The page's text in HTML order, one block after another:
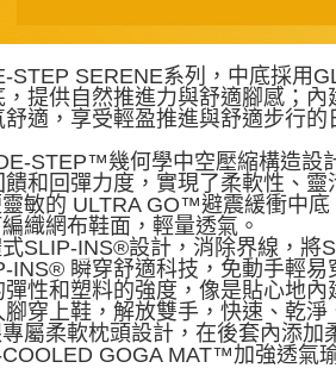
STEP SERENE系列，中底採用
，提供自然推進力與舒適腳感；
適，享受輕盈推進與舒適步行的
STEP™幾何學中空壓縮構造設
饋和回彈力度，實現了柔軟性、
敏的 ULTRA GO™避震緩衝中
織網布鞋面，輕量透氣。
SLIP-INS®設計，消除界線，將
INS® 瞬穿舒適科技，免動手輕
彈性和塑料的強度，像是貼心地
腳穿上鞋，解放雙手，快速、乾淨
屬柔軟枕頭設計，在後套內添加
GOGA MAT™加強透氣